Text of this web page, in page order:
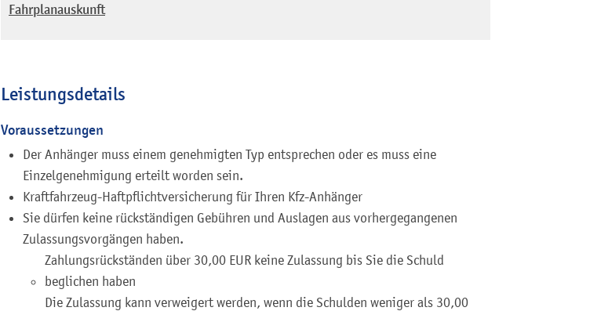
Fahrplanauskunft
Leistungsdetails
Voraussetzungen
Der Anhänger muss einem genehmigten Typ entsprechen oder es muss eine
Einzelgenehmigung erteilt worden sein.
Kraftfahrzeug-Haftpflichtversicherung für Ihren Kfz-Anhänger
Sie dürfen keine rückständigen Gebühren und Auslagen aus vorhergegangenen
Zulassungsvorgängen haben.
Zahlungsrückständen über 30,00 EUR keine Zulassung bis Sie die Schuld
beglichen haben
Die Zulassung kann verweigert werden, wenn die Schulden weniger als 30,00